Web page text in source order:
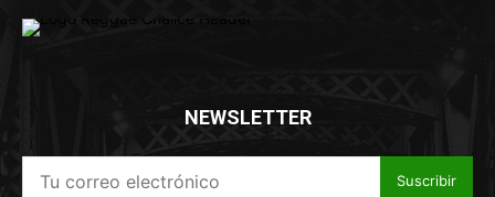
NEWSLETTER
Suscribir